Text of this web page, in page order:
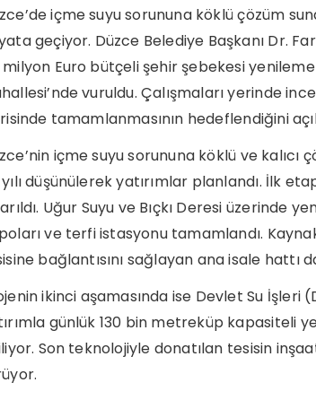
içme suyu sorununa köklü çözüm
geçiyor. Düzce Belediye Başkanı Dr.
Euro bütçeli şehir şebekesi
vuruldu. Çalışmaları yerinde
tamamlanmasının hedeflendiğini
içme suyu sorununa köklü ve
düşünülerek yatırımlar planlandı. İlk
Uğur Suyu ve Bıçkı Deresi üzerinde
ve terfi istasyonu tamamlandı.
bağlantısını sağlayan ana isale hattı
ikinci aşamasında ise Devlet Su İşleri
günlük 130 bin metreküp kapasiteli
Son teknolojiyle donatılan tesisin